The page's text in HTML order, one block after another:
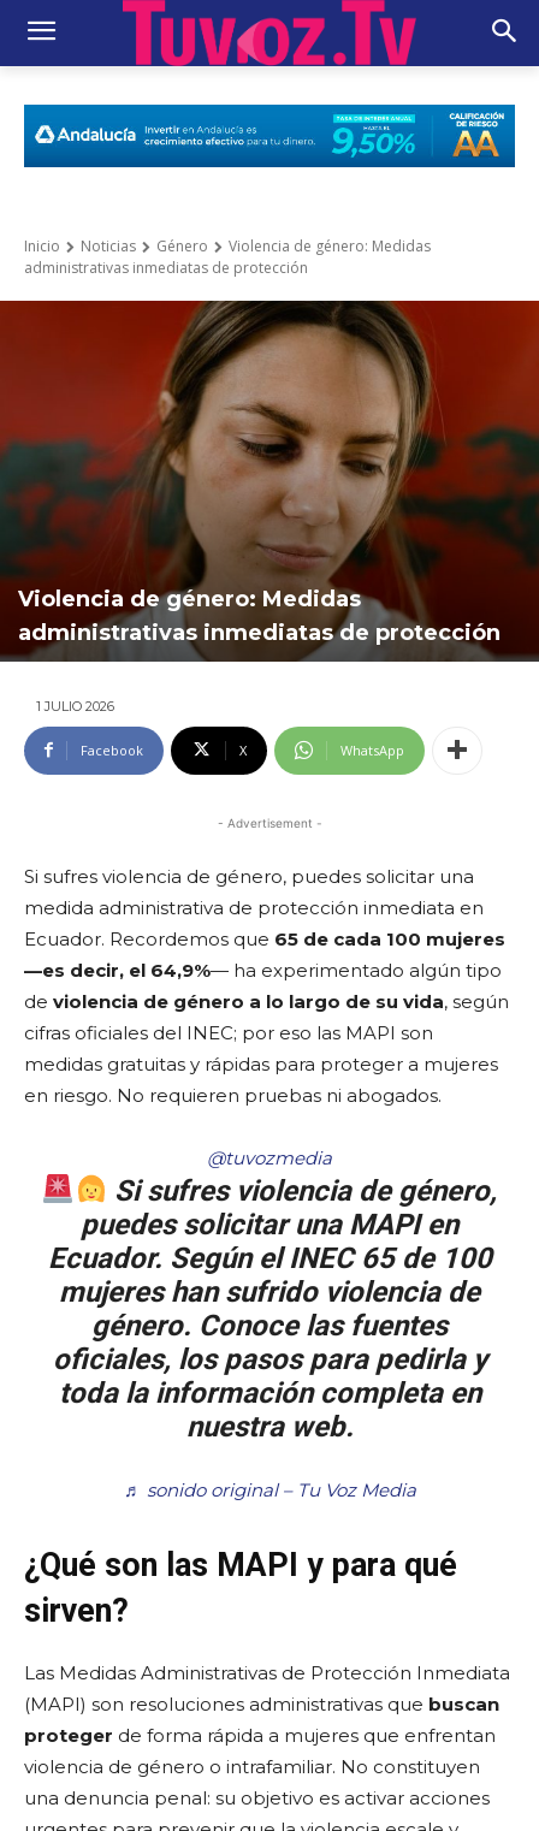
Inicio Noticias Género
Violencia de género: Medidas
administrativas inmediatas de protección
Violencia de género: Medidas
administrativas inmediatas de protección
1 JULIO 2026
Facebook X WhatsApp
- Advertisement -
Si sufres violencia de género, puedes solicitar una
medida administrativa de protección inmediata en
Ecuador. Recordemos que 65 de cada 100 mujeres
—es decir, el 64,9%— ha experimentado algún tipo
de violencia de género a lo largo de su vida, según
cifras oficiales del INEC; por eso las MAPI son
medidas gratuitas y rápidas para proteger a mujeres
en riesgo. No requieren pruebas ni abogados.
@tuvozmedia
Si sufres violencia de género,
puedes solicitar una MAPI en
Ecuador. Según el INEC 65 de 100
mujeres han sufrido violencia de
género. Conoce las fuentes
oficiales, los pasos para pedirla y
toda la información completa en
nuestra web.
♬ sonido original – Tu Voz Media
¿Qué son las MAPI y para qué
sirven?
Las Medidas Administrativas de Protección Inmediata
(MAPI) son resoluciones administrativas que buscan
proteger de forma rápida a mujeres que enfrentan
violencia de género o intrafamiliar. No constituyen
una denuncia penal: su objetivo es activar acciones